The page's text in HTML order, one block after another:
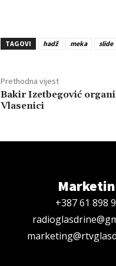
TAGOVI hadž meka slide
Prethodna vijest
Bakir Izetbegović
Vlasenici
+387 61 898